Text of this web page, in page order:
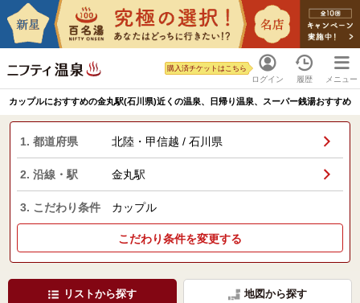
ログイン
購入済チケットはこちら
履歴 メニュー
カップルにおすすめの金丸駅(石川県)近くの温泉、日帰り温泉、スーパー銭湯おすすめ
1. 都道府県 北陸・甲信越 / 石川県
2. 沿線・駅 金丸駅
3. こだわり条件 カップル
こだわり条件を変更する
リストから探す 地図から探す